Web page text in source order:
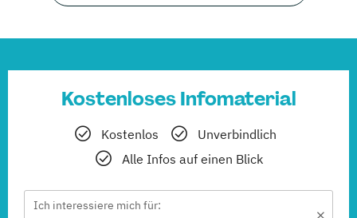
Kostenloses Infomaterial
Kostenlos
Unverbindlich
Alle Infos auf einen Blick
Ich interessiere mich für: